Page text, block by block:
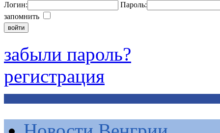
Логин:
Пароль:
запомнить
забыли пароль?
регистрация